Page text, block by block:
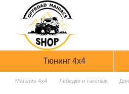
Перейти к основному контенту
Тюнинг 4х4
Магазин 4х4 Лебедки и такелаж